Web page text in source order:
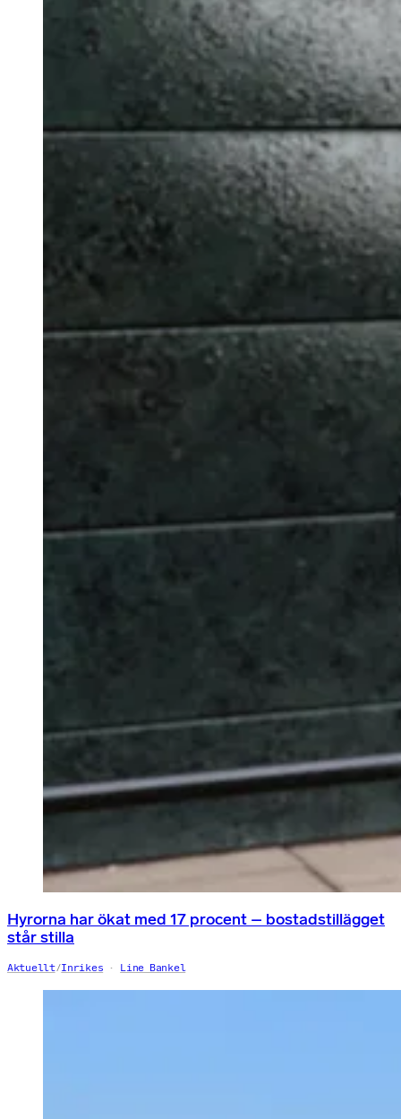
Hyrorna har ökat med 17 procent – bostadstillägget
står stilla
Aktuellt/Inrikes Line Bankel